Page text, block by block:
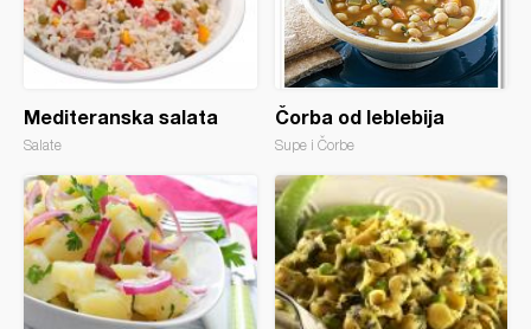
Mediteranska salata
Salate
Čorba od leblebija
Supe i Čorbe